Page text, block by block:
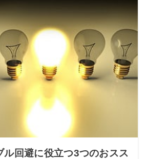
ル回避に役立つ3つのおスス